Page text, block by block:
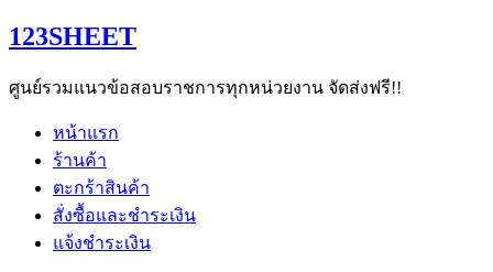
Skip
to
123SHEET
ศูนย์รวมแนวข้อสอบราชการทุกหน่วยงาน จัดส่งฟรี!!
หน้าแรก
ร้านค้า
ตะกร้าสินค้า
สั่งซื้อและชำระเงิน
แจ้งชำระเงิน